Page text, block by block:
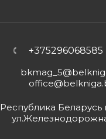
+375296068585
Республика Беларусь